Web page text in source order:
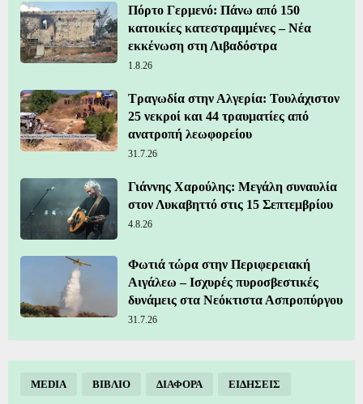
Πόρτο Γερμενό: Πάνω από 150
κατοικίες κατεστραμμένες – Νέα
εκκένωση στη Λιβαδόστρα
1.8.26
Τραγωδία στην Αλγερία: Τουλάχιστον
25 νεκροί και 44 τραυματίες από
ανατροπή λεωφορείου
31.7.26
Γιάννης Χαρούλης: Μεγάλη συναυλία
στον Λυκαβηττό στις 15 Σεπτεμβρίου
4.8.26
Φωτιά τώρα στην Περιφερειακή
Αιγάλεω – Ισχυρές πυροσβεστικές
δυνάμεις στα Νεόκτιστα Ασπροπύργου
31.7.26
MEDIA ΒΙΒΛΙΟ ΔΙΑΦΟΡΑ ΕΙΔΗΣΕΙΣ